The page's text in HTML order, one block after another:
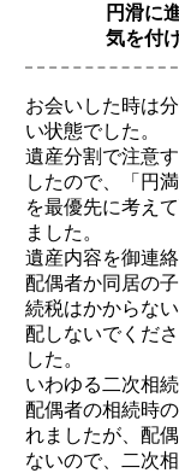
円滑に
気を付
お会いした時は
い状態でした。
遺産分割で注意
したので、「円
を最優先に考え
ました。
遺産内容を御連
配偶者か同居の
続税はかからな
配しないでくだ
した。
いわゆる二次相
配偶者の相続時
れましたが、配
ないので、二次